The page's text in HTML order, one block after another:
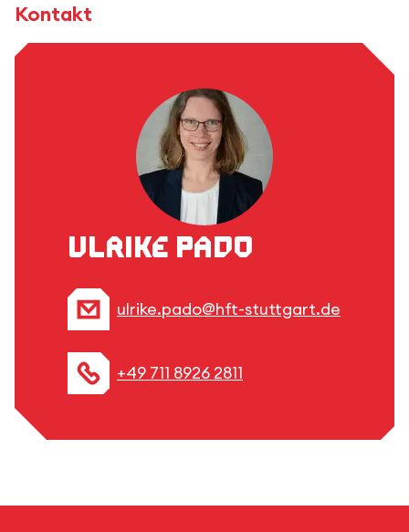
Kontakt
Ulrike Pado
ulrike.pado@hft-stuttgart.de
+49 711 8926 2811